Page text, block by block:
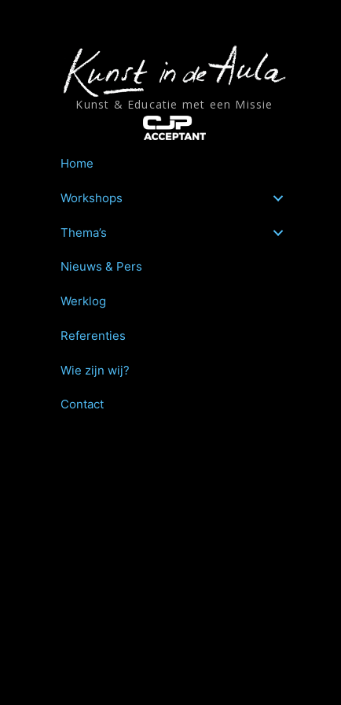
Kunst & Educatie met een Missie
Home
Workshops
Thema’s
Nieuws & Pers
Werklog
Referenties
Wie zijn wij?
Contact